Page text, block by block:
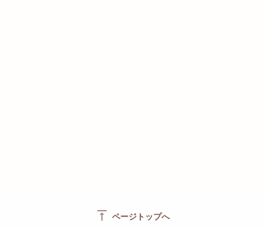
vertical_align_top ページトップへ